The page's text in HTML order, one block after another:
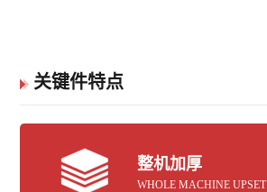
关键件特点
整机加厚
WHOLE MACHINE UPSET